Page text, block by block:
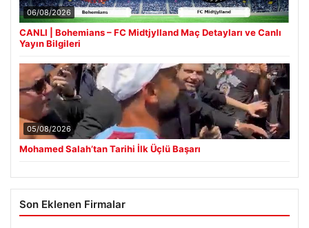
06/08/2026
CANLI | Bohemians – FC Midtjylland Maç Detayları ve Canlı
Yayın Bilgileri
05/08/2026
Mohamed Salah’tan Tarihi İlk Üçlü Başarı
Son Eklenen Firmalar